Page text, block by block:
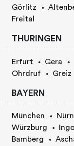
Görlitz
Freital
THURINGEN
Erfurt Gera
Ohrdruf
Greiz
BAYERN
München
Würzburg
Bamberg